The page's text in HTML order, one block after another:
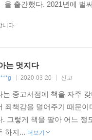
을 출간했다. 2021년에 벌
니다.
는 멋지다
2020-03-20 신고
는 중고서점에 책을 자주
죄책감을 덜어주기 때문
. 그렇게 책을 팔아 어느 정
하지... 더보기